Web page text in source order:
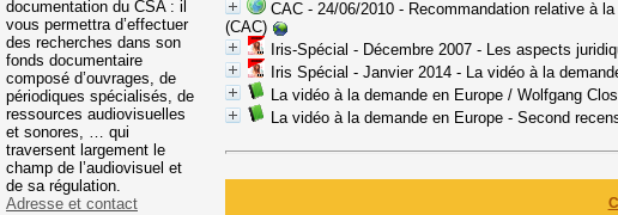
CAC - 24/06/2010 - Recommandation relative à
(CAC)
Iris-Spécial - Décembre 2007 - Les aspects
Iris Spécial - Janvier 2014 - La vidéo à la
La vidéo à la demande en Europe / Wolfgang
La vidéo à la demande en Europe - Second
documentation du CSA : il
vous permettra d’effectuer
des recherches dans son
fonds documentaire
composé d’ouvrages, de
périodiques spécialisés, de
ressources audiovisuelles
et sonores, … qui
traversent largement le
champ de l’audiovisuel et
de sa régulation.
Adresse et contact